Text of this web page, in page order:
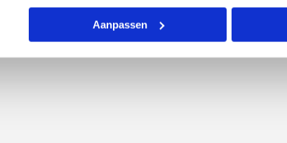
Aanpassen